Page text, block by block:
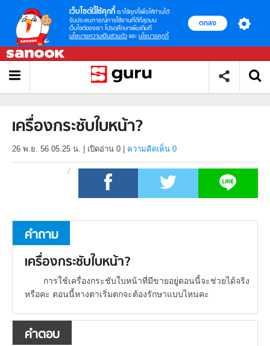
เว็บไซต์นี้ใช้คุกกี้ เราใช้คุกกี้เพื่อให้ท่านได้
รับประสบการณ์การใช้งานที่ดีที่สุดบน
เว็บไซต์ของเรา โปรดศึกษาเพิ่มเติมที่
นโยบายความเป็นส่วนตัว และ นโยบายคุกกี้
ตกลง
เครื่องกระชับใบหน้า?
26 พ.ย. 56 05.25 น. เปิดอ่าน 0 ความคิดเห็น 0
คำถาม
เครื่องกระชับใบหน้า?
การใช้เครื่องกระชับใบหน้าที่มีขายอยู่ตอนนี้จะช่วยได้จริง
หรือคะ ตอนนี้หางตาเริ่มตกจะต้องรักษาแบบไหนคะ
คำตอบ